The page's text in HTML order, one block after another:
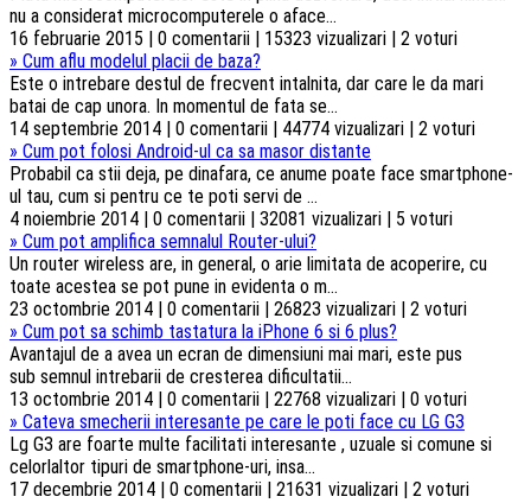
nu a considerat microcomputerele o aface...
16 februarie 2015 | 0 comentarii | 15323 vizualizari | 2 voturi
» Cum aflu modelul placii de baza?
Este o intrebare destul de frecvent intalnita, dar care le da mari
batai de cap unora. In momentul de fata se...
14 septembrie 2014 | 0 comentarii | 44774 vizualizari | 2 voturi
» Cum pot folosi Android-ul ca sa masor distante
Probabil ca stii deja, pe dinafara, ce anume poate face smartphone-
ul tau, cum si pentru ce te poti servi de ...
4 noiembrie 2014 | 0 comentarii | 32081 vizualizari | 5 voturi
» Cum pot amplifica semnalul Router-ului?
Un router wireless are, in general, o arie limitata de acoperire, cu
toate acestea se pot pune in evidenta o m...
23 octombrie 2014 | 0 comentarii | 26823 vizualizari | 2 voturi
» Cum pot sa schimb tastatura la iPhone 6 si 6 plus?
Avantajul de a avea un ecran de dimensiuni mai mari, este pus
sub semnul intrebarii de cresterea dificultatii...
13 octombrie 2014 | 0 comentarii | 22768 vizualizari | 0 voturi
» Cateva smecherii interesante pe care le poti face cu LG G3
Lg G3 are foarte multe facilitati interesante , uzuale si comune si
celorlaltor tipuri de smartphone-uri, insa...
17 decembrie 2014 | 0 comentarii | 21631 vizualizari | 2 voturi